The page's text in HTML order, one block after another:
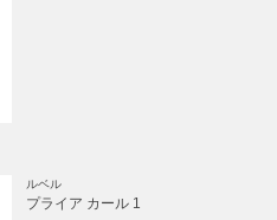
ルベル
プライア カール 1